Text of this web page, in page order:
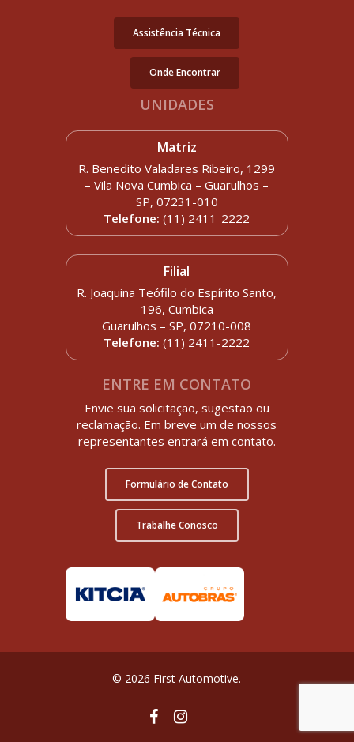
Assistência Técnica
Onde Encontrar
UNIDADES
Matriz
R. Benedito Valadares Ribeiro, 1299
– Vila Nova Cumbica – Guarulhos –
SP, 07231-010
Telefone:(11) 2411-2222
Filial
R. Joaquina Teófilo do Espírito Santo,
196, Cumbica
Guarulhos – SP, 07210-008
Telefone: (11) 2411-2222
ENTRE EM CONTATO
Envie sua solicitação, sugestão ou
reclamação. Em breve um de nossos
representantes entrará em contato.
Formulário de Contato
Trabalhe Conosco
© 2026 First Automotive.
facebookinstagram